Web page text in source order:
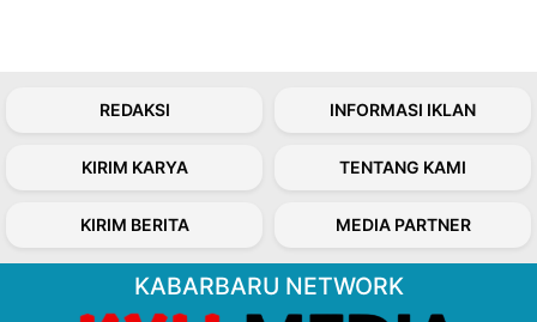
REDAKSI INFORMASI IKLAN
KIRIM KARYA TENTANG KAMI
KIRIM BERITA MEDIA PARTNER
KABARBARU NETWORK